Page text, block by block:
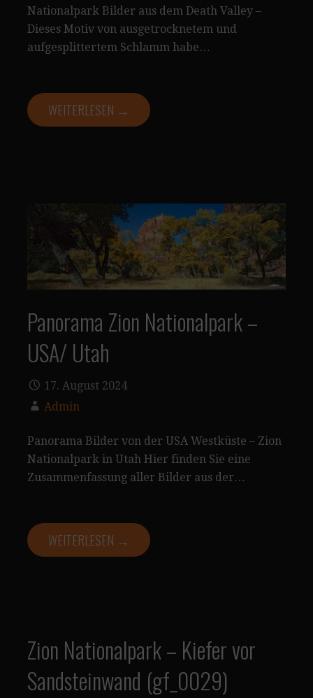
Nationalpark Bilder aus dem Death Valley –
Dieses Motiv von ausgetrocknetem und
aufgesplittertem Schlamm habe…
WEITERLESEN →
Panorama Zion Nationalpark –
USA/ Utah
17. August 2024
Admin
Panorama Bilder von der USA Westküste – Zion
Nationalpark in Utah Hier finden Sie eine
Zusammenfassung aller Bilder aus der…
WEITERLESEN →
Zion Nationalpark – Kiefer vor
Sandsteinwand (gf_0029)